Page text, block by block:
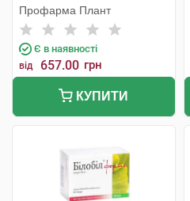
Профарма Плант
Є в наявності
від 657.00 грн
КУПИТИ